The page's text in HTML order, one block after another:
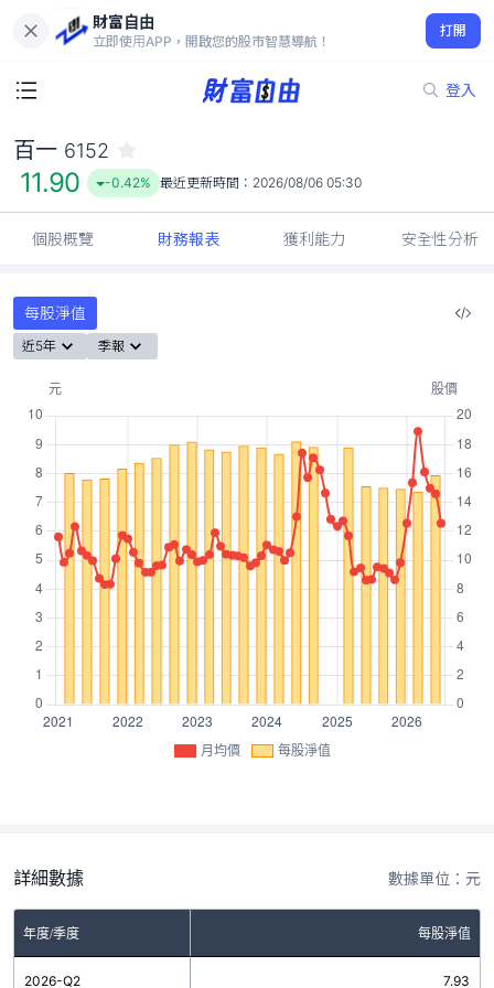
財富自由
立即使用APP，開啟您的股市智慧導航！
打開
登入
11.90
-0.42%
百一 6152
11.90 -0.42% 最近更新時間： 2026/08/06 05:30
個股概覽 財務報表 獲利能力 安全性分析
每股淨值
近5年 季報
月均價 每股淨值
詳細數據 數據單位：元
年度/季度 每股淨值
2026-Q2 7.93